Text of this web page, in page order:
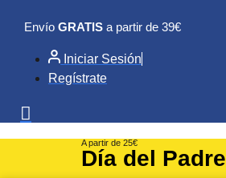
contenido
Envío GRATIS a partir de 39€
Iniciar Sesión
Regístrate
A partir de 25€
Día del Padre